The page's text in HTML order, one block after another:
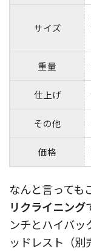
サイズ
重量
仕上げ
その他
価格
なんと言っても
リクライニング
ンチとハイバ
ッドレスト（別